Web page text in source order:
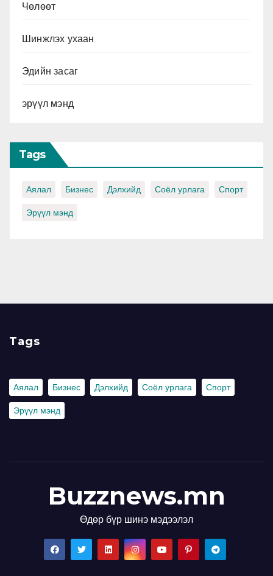
Чөлөөт
Шинжлэх ухаан
Эдийн засаг
эрүүл мэнд
Tags
Аялал Бизнес Дэлхийд Соёл урлага Спорт
Эрүүл мэнд
Tags
Аялал Бизнес Дэлхийд Соёл урлага Спорт
Эрүүл мэнд
Buzznews.mn
Өдөр бүр шинэ мэдээлэл